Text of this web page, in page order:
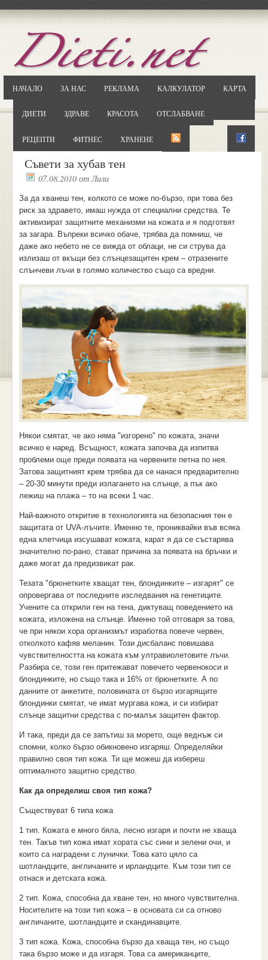
НАЧАЛО ЗА НАС РЕКЛАМА КАЛКУЛАТОР КАРТА
ДИЕТИ ЗДРАВЕ КРАСОТА ОТСЛАБВАНЕ
РЕЦЕПТИ ФИТНЕС ХРАНЕНЕ
Съвети за хубав тен
07.08.2010 отЛили
За да хванеш тен, колкото се може по-бързо, при това без
риск за здравето, имаш нужда от специални средства. Те
активизират защитните механизми на кожата и я подготвят
за загара. Въпреки всичко обаче, трябва да помниш, че
даже ако небето не се вижда от облаци, не си струва да
излизаш от вкъщи без слънцезащитен крем – отразените
слънчеви лъчи в голямо количество също са вредни.
Някои смятат, че ако няма "изгорено" по кожата, значи
всичко е наред. Всъщност, кожата започва да изпитва
проблеми още преди появата на червените петна по нея.
Затова защитният крем трябва да се нанася предварително
– 20-30 минути преди излагането на слънце, а пък ако
лежиш на плажа – то на всеки 1 час.
Най-важното откритие в технологията на безопасния тен е
защитата от UVA-лъчите. Именно те, прониквайки във всяка
една клетчица изсушават кожата, карат я да се състарява
значително по-рано, стават причина за появата на бръчки и
даже могат да предизвикат рак.
Тезата "брюнетките хващат тен, блондинките – изгарят" се
опровергава от последните изследвания на генетиците.
Учените са открили ген на тена, диктуващ поведението на
кожата, изложена на слънце. Именно той отговаря за това,
че при някои хора организмът изработва повече червен,
отколкото кафяв меланин. Този дисбаланс повишава
чувствителността на кожата към ултравиолетовите лъчи.
Разбира се, този ген притежават повечето червенокоси и
блондинките, но също така и 16% от брюнетките. А по
данните от анкетите, половината от бързо изгарящите
блондинки смятат, че имат мургава кожа, и си избират
слънце защитни средства с по-малък защитен фактор.
И така, преди да се запътиш за морето, още веднъж си
спомни, колко бързо обикновено изгаряш. Определяйки
правилно своя тип кожа. Ти ще можеш да избереш
оптималното защитно средство.
Как да определиш своя тип кожа?
Съществуват 6 типа кожа
1 тип. Кожата е много бяла, лесно изгаря и почти не хваща
тен. Такъв тип кожа имат хората със сини и зелени очи, и
които са наградени с лунички. Това като цяло са
шотландците, англичаните и ирландците. Към този тип се
отнася и детската кожа.
2 тип. Кожа, способна да хване тен, но много чувствителна.
Носителите на този тип кожа – в основата си са отново
англичаните, шотландците и скандинавците.
3 тип кожа. Кожа, способна бързо да хваща тен, но също
така бързо може и да изгаря. Това са американците,
ОтворетеGoogle.bg
Потърсете "Cloxy"
Кликнете на първия резултат
... и я въведете в полето: